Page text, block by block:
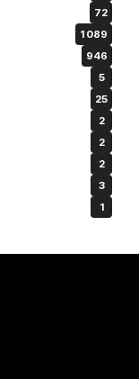
72
1 089
946
5
25
2
2
2
3
1